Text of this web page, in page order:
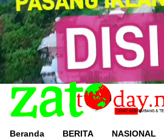
Beranda BERITA NASIONAL